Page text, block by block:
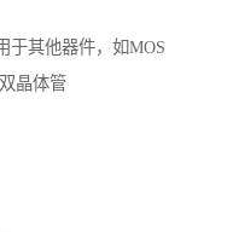
于其他器件，如MOS
晶体管